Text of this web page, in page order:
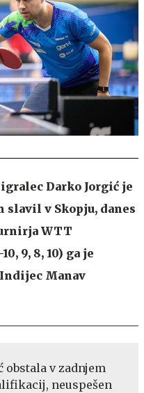
Darko Jorgić je
v Skopju, danes
WTT
9, 8, 10) ga je
Manav
obstala v zadnjem
neuspešen